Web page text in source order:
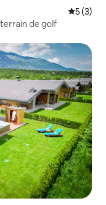
5 (3)
de golf